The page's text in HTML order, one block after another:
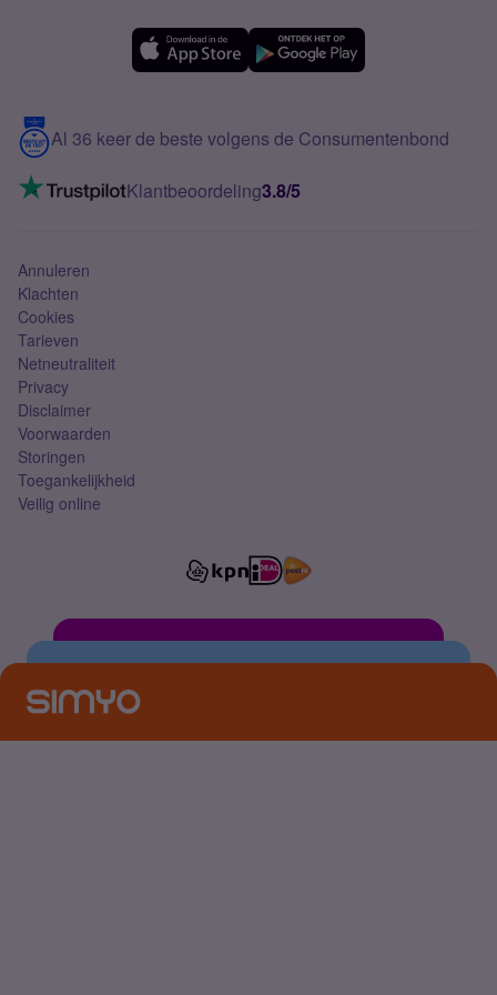
Meerdere nummers
5G internet
Mobiel internet
Mobiel abonnement
Contact
VoLTE 4G bellen
Al 36 keer de beste volgens de Consumentenbond
Klantbeoordeling3.8/5
Annuleren
Klachten
Cookies
Tarieven
Netneutraliteit
Privacy
Disclaimer
Voorwaarden
Storingen
Toegankelijkheid
Veilig online